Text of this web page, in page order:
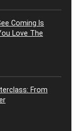
Coming Is
Love The
From